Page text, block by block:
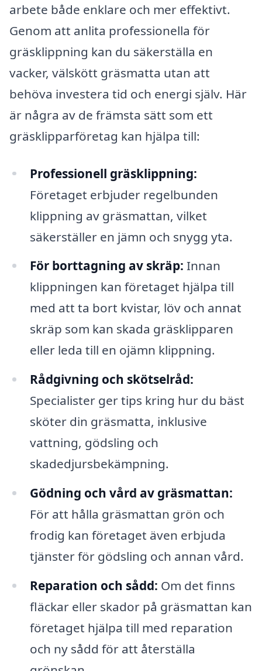
arbete både enklare och mer effektivt.
Genom att anlita professionella för
gräsklippning kan du säkerställa en
vacker, välskött gräsmatta utan att
behöva investera tid och energi själv. Här
är några av de främsta sätt som ett
gräsklipparföretag kan hjälpa till:
Professionell gräsklippning:
Företaget erbjuder regelbunden
klippning av gräsmattan, vilket
säkerställer en jämn och snygg yta.
För borttagning av skräp: Innan
klippningen kan företaget hjälpa till
med att ta bort kvistar, löv och annat
skräp som kan skada gräsklipparen
eller leda till en ojämn klippning.
Rådgivning och skötselråd:
Specialister ger tips kring hur du bäst
sköter din gräsmatta, inklusive
vattning, gödsling och
skadedjursbekämpning.
Gödning och vård av gräsmattan:
För att hålla gräsmattan grön och
frodig kan företaget även erbjuda
tjänster för gödsling och annan vård.
Reparation och sådd: Om det finns
fläckar eller skador på gräsmattan kan
företaget hjälpa till med reparation
och ny sådd för att återställa